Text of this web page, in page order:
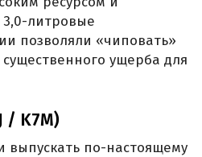
3,0-литровые
позволяли «чиповать»
ущерба для
/ K7M)
выпускать по-настоящему